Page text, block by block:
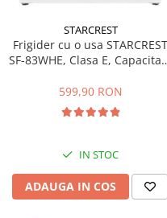
STARCREST
Frigider cu o usa STARCREST
SF-83WHE, Clasa E,
Compartiment gheata, H 85
cm, Alb
599,90 RON
IN STOC
ADAUGA IN COS